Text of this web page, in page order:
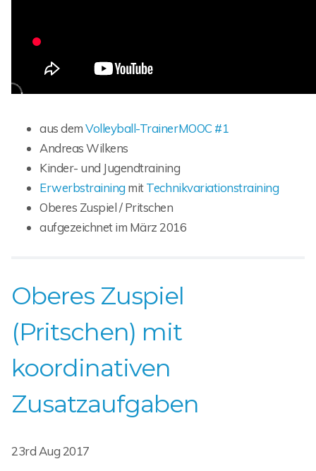
aus demVolleyball-TrainerMOOC #1
Andreas Wilkens
Kinder- und Jugendtraining
Erwerbstraining mitTechnikvariationstraining
Oberes Zuspiel / Pritschen
aufgezeichnet im März 2016
Oberes Zuspiel
(Pritschen) mit
koordinativen
Zusatzaufgaben
23rd Aug 2017